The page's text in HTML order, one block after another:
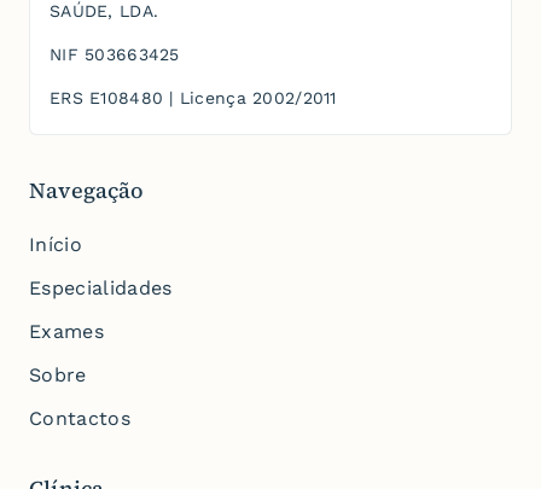
SAÚDE, LDA.
NIF 503663425
ERS E108480 | Licença 2002/2011
Navegação
Início
Especialidades
Exames
Sobre
Contactos